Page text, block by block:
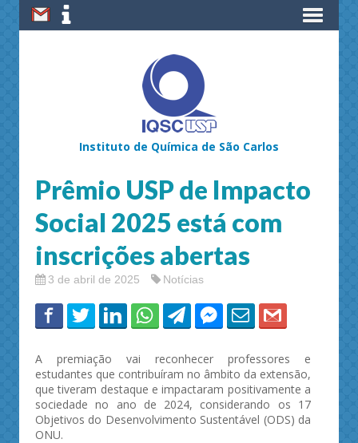
Instituto de Química de São Carlos
Prêmio USP de Impacto
Social 2025 está com
inscrições abertas
3 de abril de 2025 Notícias
A premiação vai reconhecer professores e
estudantes que contribuíram no âmbito da extensão,
que tiveram destaque e impactaram positivamente a
sociedade no ano de 2024, considerando os 17
Objetivos do Desenvolvimento Sustentável (ODS) da
ONU.